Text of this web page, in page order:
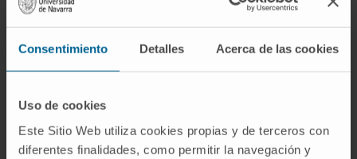
Consentimiento Detalles Acerca de las cookies
Uso de cookies
Este Sitio Web utiliza cookies propias y de terceros con
diferentes finalidades, como permitir la navegación y
Professionnels disposant d’une grande expérience dans
la prise en charge des nouveau-nés à risque, tant pendant